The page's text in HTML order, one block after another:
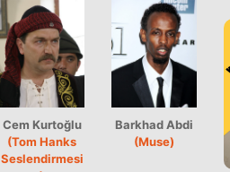
Cem Kurtoğlu
(Tom Hanks
Seslendirmesi
Barkhad Abdi
(Muse)